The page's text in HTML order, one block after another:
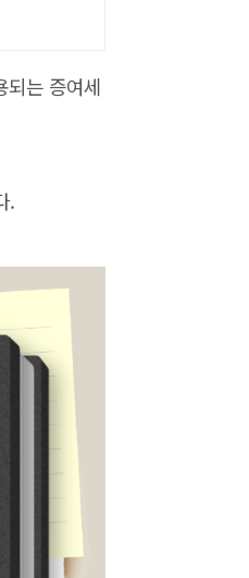
되는 증여세
.